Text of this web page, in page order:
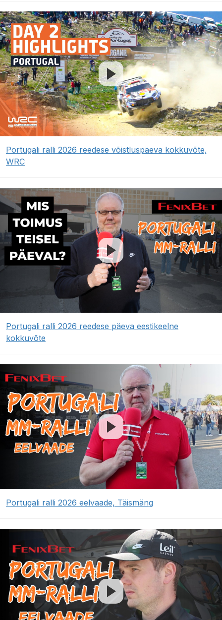
Portugali ralli 2026 reedese võistluspäeva kokkuvõte,
WRC
Portugali ralli 2026 reedese päeva eestikeelne
kokkuvõte
Portugali ralli 2026 eelvaade, Täismäng